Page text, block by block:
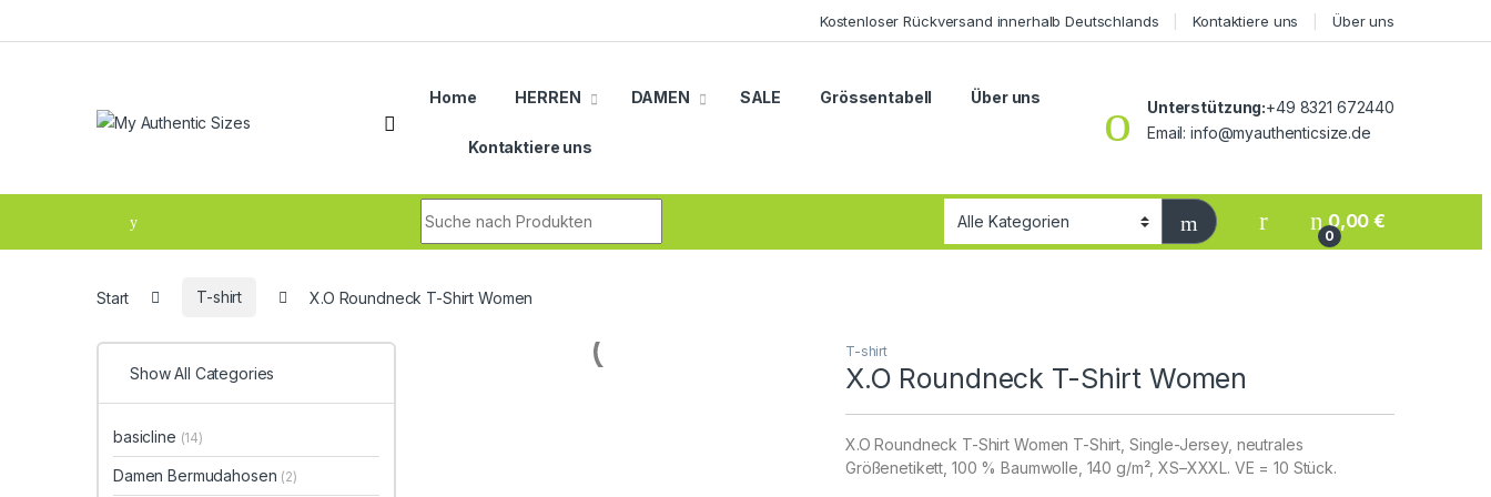
Kostenloser Rückversand innerhalb Deutschlands Kontaktiere uns Über uns
Home HERREN DAMEN SALE Grössentabell Über uns
Kontaktiere uns
Unterstützung:+49 8321 672440
Email: info@myauthenticsize.de
0
0,00€
Start T-shirt X.O Roundneck T-Shirt Women
T-shirt
X.O Roundneck T-Shirt Women
X.O Roundneck T-Shirt Women T-Shirt, Single-Jersey, neutrales
Größenetikett, 100 % Baumwolle, 140 g/m², XS–XXXL. VE = 10 Stück.
Show All Categories
basicline (14)
Damen Bermudahosen (2)